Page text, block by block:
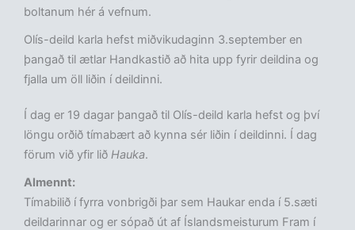
boltanum hér á vefnum.
Olís-deild karla hefst miðvikudaginn 3.september en
þangað til ætlar Handkastið að hita upp fyrir deildina og
fjalla um öll liðin í deildinni.
Í dag er 19 dagar þangað til Olís-deild karla hefst og því
löngu orðið tímabært að kynna sér liðin í deildinni. Í dag
förum við yfir lið Hauka.
Almennt:
Tímabilið í fyrra vonbrigði þar sem Haukar enda í 5.sæti
deildarinnar og er sópað út af Íslandsmeisturum Fram í